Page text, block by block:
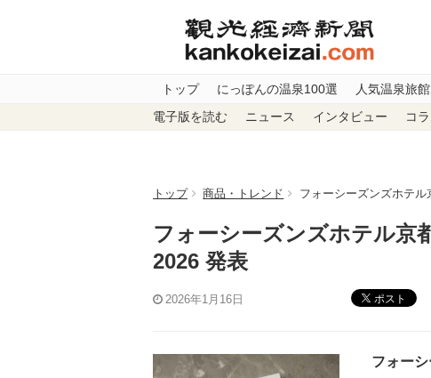
トップ にっぽんの温泉100選 人気温泉旅
電子版を読む ニュース インタビュー コ
トップ 商品・トレンド フォーシーズンズホテ
フォーシーズンズホテル京
2026 発表
2026年1月16日 ポスト
フォーシ